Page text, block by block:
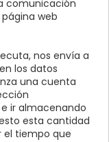
Helvetica, sans-
Vuelva a
comunicación
web
nos envía a
los datos
una cuenta
e ir almacenando
esta cantidad
el tiempo que